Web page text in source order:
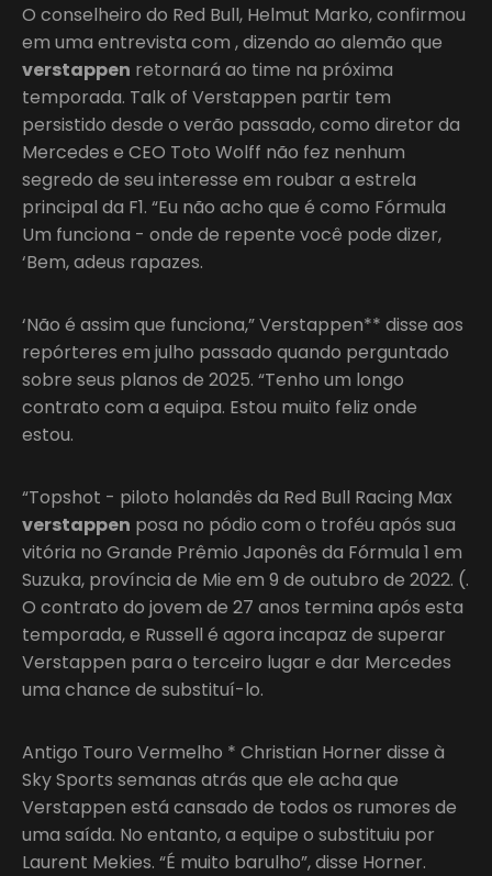
O conselheiro do Red Bull, Helmut Marko, confirmou
em uma entrevista com , dizendo ao alemão que
verstappen retornará ao time na próxima
temporada. Talk of Verstappen partir tem
persistido desde o verão passado, como diretor da
Mercedes e CEO Toto Wolff não fez nenhum
segredo de seu interesse em roubar a estrela
principal da F1. “Eu não acho que é como Fórmula
Um funciona - onde de repente você pode dizer,
‘Bem, adeus rapazes.
‘Não é assim que funciona,” Verstappen** disse aos
repórteres em julho passado quando perguntado
sobre seus planos de 2025. “Tenho um longo
contrato com a equipa. Estou muito feliz onde
estou.
“Topshot - piloto holandês da Red Bull Racing Max
verstappen posa no pódio com o troféu após sua
vitória no Grande Prêmio Japonês da Fórmula 1 em
Suzuka, província de Mie em 9 de outubro de 2022. (.
O contrato do jovem de 27 anos termina após esta
temporada, e Russell é agora incapaz de superar
Verstappen para o terceiro lugar e dar Mercedes
uma chance de substituí-lo.
Antigo Touro Vermelho * Christian Horner disse à
Sky Sports semanas atrás que ele acha que
Verstappen está cansado de todos os rumores de
uma saída. No entanto, a equipe o substituiu por
Laurent Mekies. “É muito barulho”, disse Horner.